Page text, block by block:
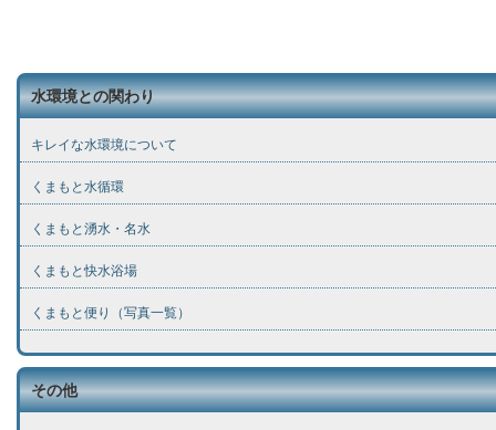
水環境との関わり
キレイな水環境について
くまもと水循環
くまもと湧水・名水
くまもと快水浴場
くまもと便り（写真一覧）
その他